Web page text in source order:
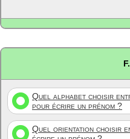
Quel alphabet choisir
pour écrire un prénom ?
Quel orientation choisir